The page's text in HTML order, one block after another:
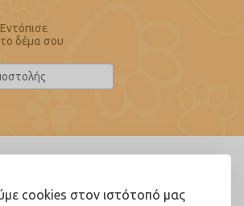
cookies στον ιστότοπό μας
Εντόπισε
το δέμα σου
Ακολουθήστε μας!